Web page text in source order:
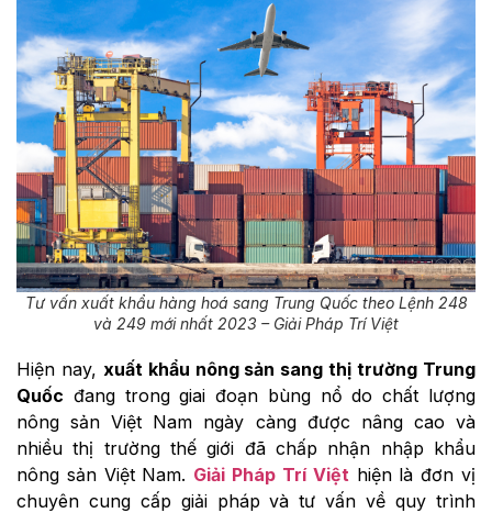
Tư vấn xuất khẩu hàng hoá sang Trung Quốc theo Lệnh 248
và 249 mới nhất 2023 – Giải Pháp Trí Việt
Hiện nay, xuất khẩu nông sản sang thị trường Trung
Quốc đang trong giai đoạn bùng nổ do chất lượng
nông sản Việt Nam ngày càng được nâng cao và
nhiều thị trường thế giới đã chấp nhận nhập khẩu
nông sản Việt Nam. Giải Pháp Trí Việt hiện là đơn vị
chuyên cung cấp giải pháp và tư vấn về quy trình